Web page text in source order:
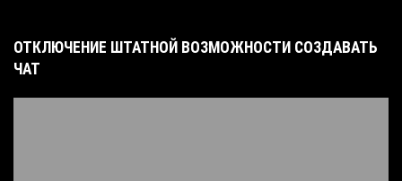
ОТКЛЮЧЕНИЕ ШТАТНОЙ ВОЗМОЖНОСТИ СОЗДАВАТЬ
ЧАТ